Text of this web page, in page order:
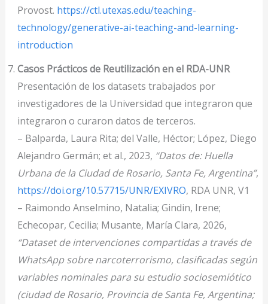
Provost. https://ctl.utexas.edu/teaching-
technology/generative-ai-teaching-and-learning-
introduction
Casos Prácticos de Reutilización en el RDA-UNR
Presentación de los datasets trabajados por
investigadores de la Universidad que integraron que
integraron o curaron datos de terceros.
– Balparda, Laura Rita; del Valle, Héctor; López, Diego
Alejandro Germán; et al., 2023, “Datos de: Huella
Urbana de la Ciudad de Rosario, Santa Fe, Argentina”,
https://doi.org/10.57715/UNR/EXIVRO, RDA UNR, V1
– Raimondo Anselmino, Natalia; Gindin, Irene;
Echecopar, Cecilia; Musante, María Clara, 2026,
“Dataset de intervenciones compartidas a través de
WhatsApp sobre narcoterrorismo, clasificadas según
variables nominales para su estudio sociosemiótico
(ciudad de Rosario, Provincia de Santa Fe, Argentina;